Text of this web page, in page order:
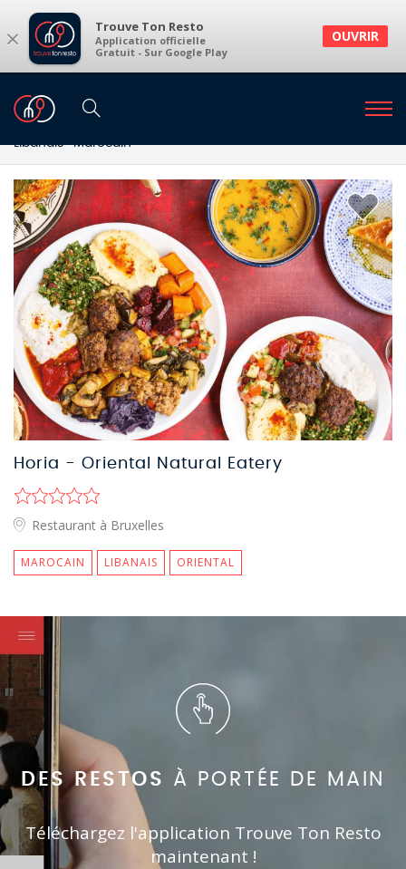
× Trouve Ton Resto
Application officielle
Gratuit - Sur Google Play
OUVRIR
Restaurants
Restaurants à Bruxelles et environs
Libanais · Marocain
Horia - Oriental Natural Eatery
Restaurant à Bruxelles
MAROCAIN LIBANAIS ORIENTAL
DES RESTOS À PORTÉE DE MAIN
Téléchargez l'application Trouve Ton Resto
maintenant !